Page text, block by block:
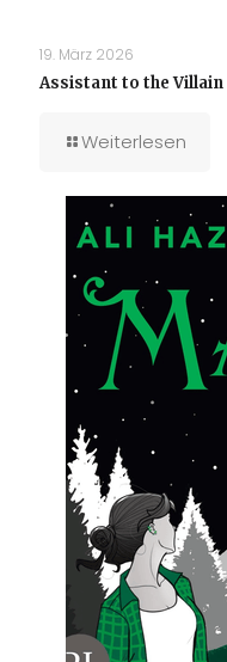
19. März 2026
Assistant to the Villain
Weiterlesen